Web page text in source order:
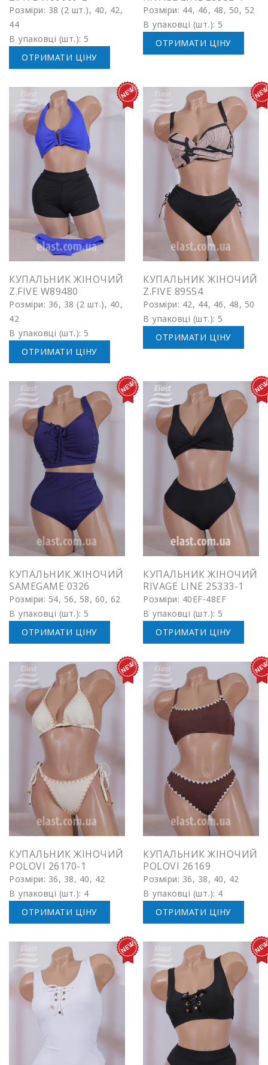
Розміри: 38 (2 шт.), 40, 42,
44
В упаковці (шт.): 5
ОТРИМАТИ ЦІНУ
Розміри: 44, 46, 48, 50, 52
В упаковці (шт.): 5
ОТРИМАТИ ЦІНУ
КУПАЛЬНИК ЖІНОЧИЙ
Z.FIVE W89480
Розміри: 36, 38 (2 шт.), 40,
42
В упаковці (шт.): 5
ОТРИМАТИ ЦІНУ
КУПАЛЬНИК ЖІНОЧИЙ
Z.FIVE 89554
Розміри: 42, 44, 46, 48, 50
В упаковці (шт.): 5
ОТРИМАТИ ЦІНУ
КУПАЛЬНИК ЖІНОЧИЙ
SAMEGAME 0326
Розміри: 54, 56, 58, 60, 62
В упаковці (шт.): 5
ОТРИМАТИ ЦІНУ
КУПАЛЬНИК ЖІНОЧИЙ
RIVAGE LINE 25333-1
Розміри: 40EF-48EF
В упаковці (шт.): 5
ОТРИМАТИ ЦІНУ
КУПАЛЬНИК ЖІНОЧИЙ
POLOVI 26170-1
Розміри: 36, 38, 40, 42
В упаковці (шт.): 4
ОТРИМАТИ ЦІНУ
КУПАЛЬНИК ЖІНОЧИЙ
POLOVI 26169
Розміри: 36, 38, 40, 42
В упаковці (шт.): 4
ОТРИМАТИ ЦІНУ